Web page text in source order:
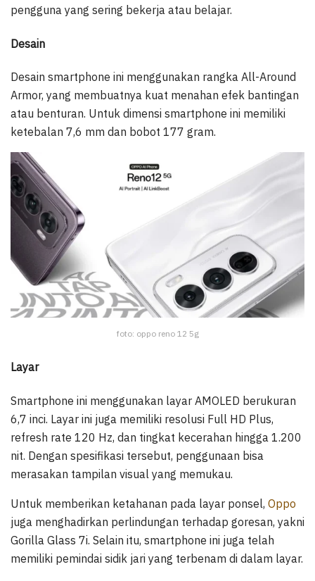
pengguna yang sering bekerja atau belajar.
Desain
Desain smartphone ini menggunakan rangka All-Around
Armor, yang membuatnya kuat menahan efek bantingan
atau benturan. Untuk dimensi smartphone ini memiliki
ketebalan 7,6 mm dan bobot 177 gram.
foto: oppo reno 12 5g
Layar
Smartphone ini menggunakan layar AMOLED berukuran
6,7 inci. Layar ini juga memiliki resolusi Full HD Plus,
refresh rate 120 Hz, dan tingkat kecerahan hingga 1.200
nit. Dengan spesifikasi tersebut, penggunaan bisa
merasakan tampilan visual yang memukau.
Untuk memberikan ketahanan pada layar ponsel, Oppo
juga menghadirkan perlindungan terhadap goresan, yakni
Gorilla Glass 7i. Selain itu, smartphone ini juga telah
memiliki pemindai sidik jari yang terbenam di dalam layar.